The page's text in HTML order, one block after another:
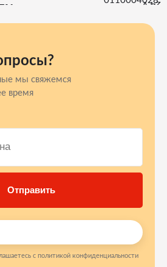
мы свяжемся
время
с политикой конфиденциальности